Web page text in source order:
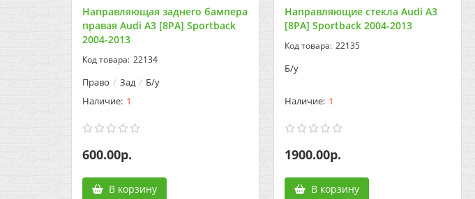
Направляющая заднего бампера
правая Audi A3 [8PA] Sportback
2004-2013
22134
Право Зад Б/у
1
600.00р.
В корзину
Направляющие стекла Audi A3
[8PA] Sportback 2004-2013
22135
Б/у
1
1900.00р.
В корзину